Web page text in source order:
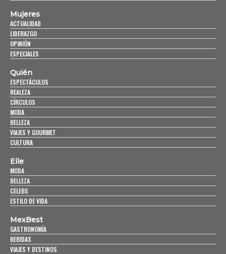
Mujeres
ACTUALIDAD
LIDERAZGO
OPINIÓN
ESPECIALES
Quién
ESPECTÁCULOS
REALEZA
CÍRCULOS
MODA
BELLEZA
VIAJES Y GOURMET
CULTURA
Elle
MODA
BELLEZA
CELEBS
ESTILO DE VIDA
MexBest
GASTRONOMÍA
BEBIDAS
VIAJES Y DESTINOS